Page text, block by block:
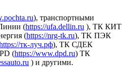
), транспортными
(https://ufa.dellin.ru ), ТК КИТ
(https://nrg-tk.ru), ТK ПЭК
тк-луч.рф), ТК СДЕК
(https://www.dpd.ru) ТК
) и другими.